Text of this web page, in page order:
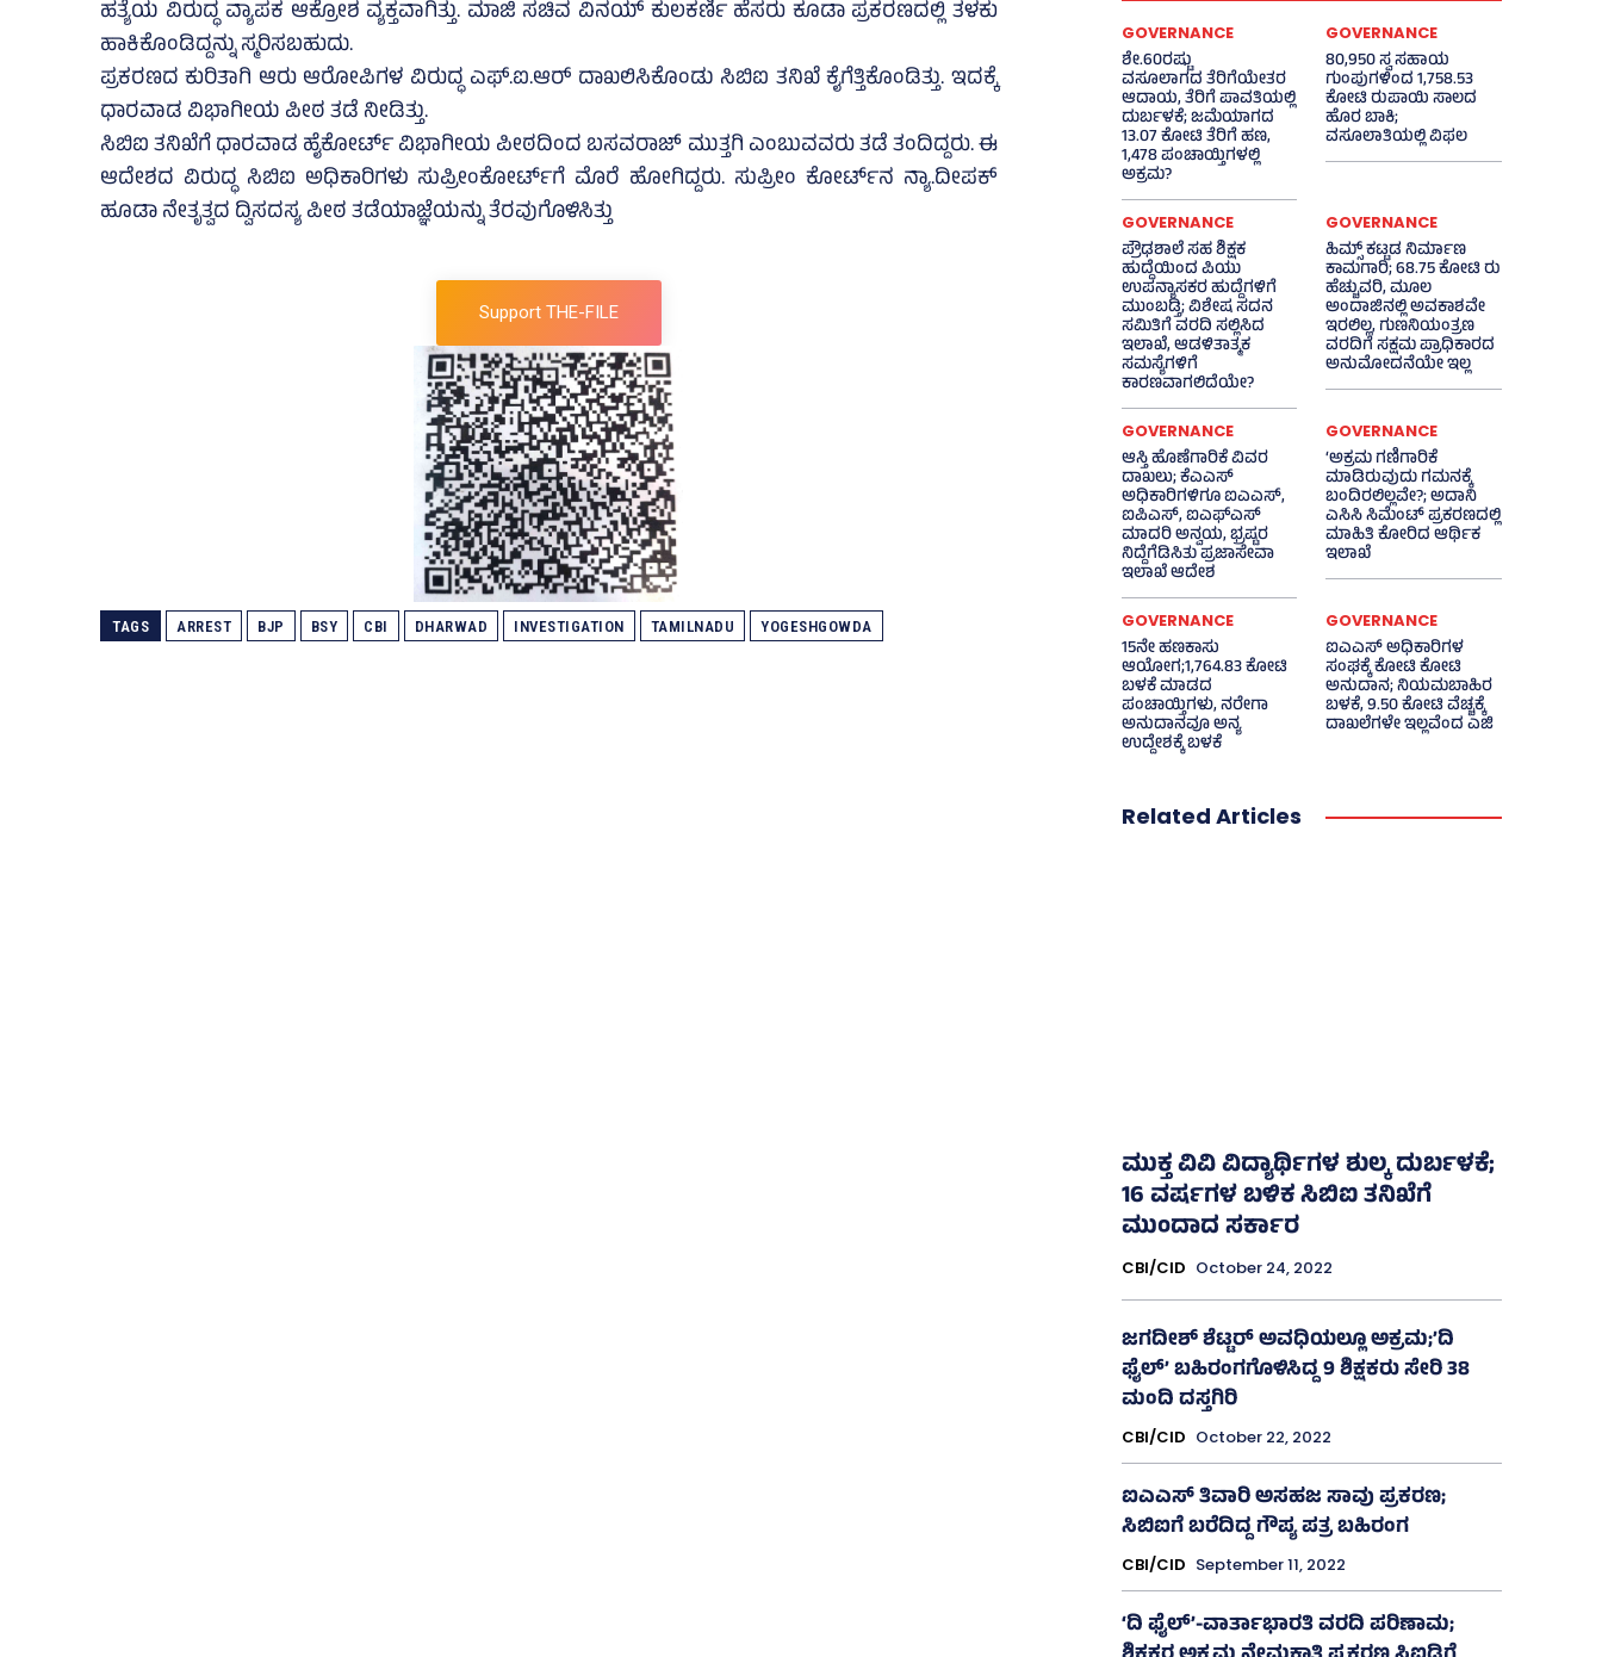
ಹತ್ಯೆಯ ವಿರುದ್ಧ ವ್ಯಾಪಕ ಆಕ್ರೋಶ ವ್ಯಕ್ತವಾಗಿತ್ತು. ಮಾಜಿ ಸಚಿವ ವಿನಯ್ ಕುಲಕರ್ಣಿ ಹೆಸರು ಕೂಡಾ ಪ್ರಕರಣದಲ್ಲಿ ತಳಕು
ಹಾಕಿಕೊಂಡಿದ್ದನ್ನು ಸ್ಮರಿಸಬಹುದು.
ಪ್ರಕರಣದ ಕುರಿತಾಗಿ ಆರು ಆರೋಪಿಗಳ ವಿರುದ್ಧ ಎಫ್.ಐ.ಆರ್ ದಾಖಲಿಸಿಕೊಂಡು ಸಿಬಿಐ ತನಿಖೆ ಕೈಗೆತ್ತಿಕೊಂಡಿತ್ತು. ಇದಕ್ಕೆ
ಧಾರವಾಡ ವಿಭಾಗೀಯ ಪೀಠ ತಡೆ ನೀಡಿತ್ತು.
ಸಿಬಿಐ ತನಿಖೆಗೆ ಧಾರವಾಡ ಹೈಕೋರ್ಟ್‌ ವಿಭಾಗೀಯ ಪೀಠದಿಂದ ಬಸವರಾಜ್‌ ಮುತ್ತಗಿ ಎಂಬುವವರು ತಡೆ ತಂದಿದ್ದರು. ಈ
ಆದೇಶದ ವಿರುದ್ಧ ಸಿಬಿಐ ಅಧಿಕಾರಿಗಳು ಸುಪ್ರೀಂಕೋರ್ಟ್‌ಗೆ ಮೊರೆ ಹೋಗಿದ್ದರು. ಸುಪ್ರೀಂ ಕೋರ್ಟ್‌ನ ನ್ಯಾ.ದೀಪಕ್‌
ಹೂಡಾ ನೇತೃತ್ವದ ದ್ವಿಸದಸ್ಯ ಪೀಠ ತಡೆಯಾಜ್ಞೆಯನ್ನು ತೆರವುಗೊಳಿಸಿತ್ತು
Support THE-FILE
TAGS ARREST BJP BSY CBI DHARWAD INVESTIGATION TAMILNADU YOGESHGOWDA
GOVERNANCE
ಶೇ.60ರಷ್ಟು
ವಸೂಲಾಗದ ತೆರಿಗೆಯೇತರ
ಆದಾಯ, ತೆರಿಗೆ ಪಾವತಿಯಲ್ಲಿ
ದುರ್ಬಳಕೆ; ಜಮೆಯಾಗದ
13.07 ಕೋಟಿ ತೆರಿಗೆ ಹಣ,
1,478 ಪಂಚಾಯ್ತಿಗಳಲ್ಲಿ
ಅಕ್ರಮ?
GOVERNANCE
80,950 ಸ್ವ ಸಹಾಯ
ಗುಂಪುಗಳಿಂದ 1,758.53
ಕೋಟಿ ರುಪಾಯಿ ಸಾಲದ
ಹೊರ ಬಾಕಿ;
ವಸೂಲಾತಿಯಲ್ಲಿ ವಿಫಲ
GOVERNANCE
ಪ್ರೌಢಶಾಲೆ ಸಹ ಶಿಕ್ಷಕ
ಹುದ್ದೆಯಿಂದ ಪಿಯು
ಉಪನ್ಯಾಸಕರ ಹುದ್ದೆಗಳಿಗೆ
ಮುಂಬಡ್ತಿ; ವಿಶೇಷ ಸದನ
ಸಮಿತಿಗೆ ವರದಿ ಸಲ್ಲಿಸಿದ
ಇಲಾಖೆ, ಆಡಳಿತಾತ್ಮಕ
ಸಮಸ್ಯೆಗಳಿಗೆ
ಕಾರಣವಾಗಲಿದೆಯೇ?
GOVERNANCE
ಹಿಮ್ಸ್‌ ಕಟ್ಟಡ ನಿರ್ಮಾಣ
ಕಾಮಗಾರಿ; 68.75 ಕೋಟಿ ರು
ಹೆಚ್ಚುವರಿ, ಮೂಲ
ಅಂದಾಜಿನಲ್ಲಿ ಅವಕಾಶವೇ
ಇರಲಿಲ್ಲ, ಗುಣನಿಯಂತ್ರಣ
ವರದಿಗೆ ಸಕ್ಷಮ ಪ್ರಾಧಿಕಾರದ
ಅನುಮೋದನೆಯೇ ಇಲ್ಲ
GOVERNANCE
ಆಸ್ತಿ ಹೊಣೆಗಾರಿಕೆ ವಿವರ
ದಾಖಲು; ಕೆಎಎಸ್
ಅಧಿಕಾರಿಗಳಿಗೂ ಐಎಎಸ್‌,
ಐಪಿಎಸ್‌, ಐಎಫ್‌ಎಸ್‌
ಮಾದರಿ ಅನ್ವಯ, ಭ್ರಷ್ಟರ
ನಿದ್ದೆಗೆಡಿಸಿತು ಪ್ರಜಾಸೇವಾ
ಇಲಾಖೆ ಆದೇಶ
GOVERNANCE
‘ಅಕ್ರಮ ಗಣಿಗಾರಿಕೆ
ಮಾಡಿರುವುದು ಗಮನಕ್ಕೆ
ಬಂದಿರಲಿಲ್ಲವೇ?; ಅದಾನಿ
ಎಸಿಸಿ ಸಿಮೆಂಟ್ ಪ್ರಕರಣದಲ್ಲಿ
ಮಾಹಿತಿ ಕೋರಿದ ಆರ್ಥಿಕ
ಇಲಾಖೆ
GOVERNANCE
15ನೇ ಹಣಕಾಸು
ಆಯೋಗ;1,764.83 ಕೋಟಿ
ಬಳಕೆ ಮಾಡದ
ಪಂಚಾಯ್ತಿಗಳು, ನರೇಗಾ
ಅನುದಾನವೂ ಅನ್ಯ
ಉದ್ದೇಶಕ್ಕೆ ಬಳಕೆ
GOVERNANCE
ಐಎಎಸ್‌ ಅಧಿಕಾರಿಗಳ
ಸಂಘಕ್ಕೆ ಕೋಟಿ ಕೋಟಿ
ಅನುದಾನ; ನಿಯಮಬಾಹಿರ
ಬಳಕೆ, 9.50 ಕೋಟಿ ವೆಚ್ಚಕ್ಕೆ
ದಾಖಲೆಗಳೇ ಇಲ್ಲವೆಂದ ಎಜಿ
Related Articles
ಮುಕ್ತ ವಿವಿ ವಿದ್ಯಾರ್ಥಿಗಳ ಶುಲ್ಕ ದುರ್ಬಳಕೆ;
16 ವರ್ಷಗಳ ಬಳಿಕ ಸಿಬಿಐ ತನಿಖೆಗೆ
ಮುಂದಾದ ಸರ್ಕಾರ
CBI/CID October 24, 2022
ಜಗದೀಶ್‌ ಶೆಟ್ಟರ್‌ ಅವಧಿಯಲ್ಲೂ ಅಕ್ರಮ;’ದಿ
ಫೈಲ್‌’ ಬಹಿರಂಗಗೊಳಿಸಿದ್ದ 9 ಶಿಕ್ಷಕರು ಸೇರಿ 38
ಮಂದಿ ದಸ್ತಗಿರಿ
CBI/CID October 22, 2022
ಐಎಎಸ್‌ ತಿವಾರಿ ಅಸಹಜ ಸಾವು ಪ್ರಕರಣ;
ಸಿಬಿಐಗೆ ಬರೆದಿದ್ದ ಗೌಪ್ಯ ಪತ್ರ ಬಹಿರಂಗ
CBI/CID September 11, 2022
‘ದಿ ಫೈಲ್‌’-ವಾರ್ತಾಭಾರತಿ ವರದಿ ಪರಿಣಾಮ;